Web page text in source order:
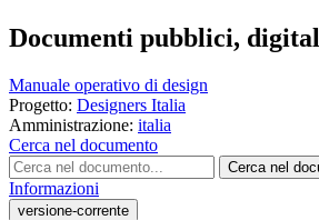
Documenti pubblici,
Manuale operativo di design
Progetto: Designers Italia
Amministrazione: italia
Cerca nel documento
Cerca nel
Informazioni
versione-corrente